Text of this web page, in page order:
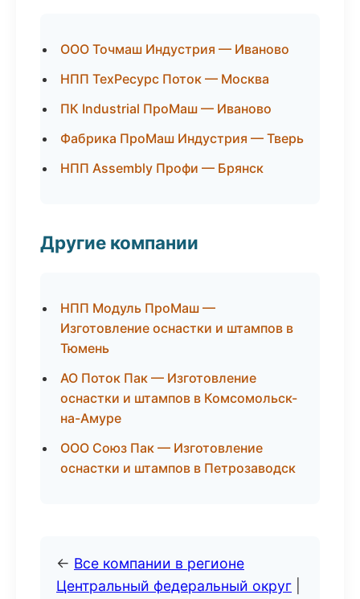
ООО Точмаш Индустрия — Иваново
НПП ТехРесурс Поток — Москва
ПК Industrial ПроМаш — Иваново
Фабрика ПроМаш Индустрия — Тверь
НПП Assembly Профи — Брянск
Другие компании
НПП Модуль ПроМаш —
Изготовление оснастки и штампов в
Тюмень
АО Поток Пак — Изготовление
оснастки и штампов в Комсомольск-
на-Амуре
ООО Союз Пак — Изготовление
оснастки и штампов в Петрозаводск
← Все компании в регионе
Центральный федеральный округ